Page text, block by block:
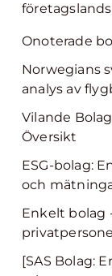
Onoterade
Norwegians
analys av
Vilande
Översikt
ESG-bolag:
och
Enkelt bolag
[SAS Bolag: